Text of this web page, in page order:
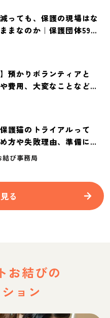
っても、保護の現場はな
まなのか｜保護団体59団
査【保護犬・保護猫白書
】預かりボランティアと
費用、大変なことなど紹
護猫のトライアルって
方や失敗理由、準備に必
紹介
び事務局
る
お結びの
ョン